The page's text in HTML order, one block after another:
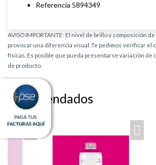
Referencia 5894349
AVISO IMPORTANTE: El nivel de brillo y composición
provocar una diferencia visual. Te pedimos verificar el
físicas. Es posible que pueda presentarse variación
de producto.
Recomendados